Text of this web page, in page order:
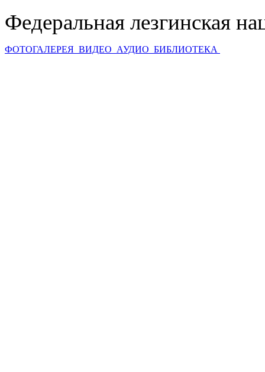
Федеральная лезгинская
ФОТОГАЛЕРЕЯ ВИДЕО АУДИО БИБЛИОТЕКА